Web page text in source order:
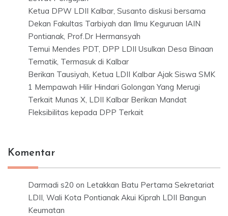
Ketua DPW LDII Kalbar, Susanto diskusi bersama
Dekan Fakultas Tarbiyah dan Ilmu Keguruan IAIN
Pontianak, Prof.Dr Hermansyah
Temui Mendes PDT, DPP LDII Usulkan Desa Binaan
Tematik, Termasuk di Kalbar
Berikan Tausiyah, Ketua LDII Kalbar Ajak Siswa SMK
1 Mempawah Hilir Hindari Golongan Yang Merugi
Terkait Munas X, LDII Kalbar Berikan Mandat
Fleksibilitas kepada DPP Terkait
Komentar
Darmadi s20 on Letakkan Batu Pertama Sekretariat
LDII, Wali Kota Pontianak Akui Kiprah LDII Bangun
Keumatan